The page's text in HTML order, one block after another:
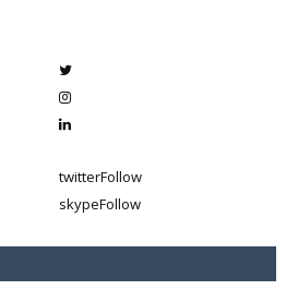
twitterFollow
skypeFollow